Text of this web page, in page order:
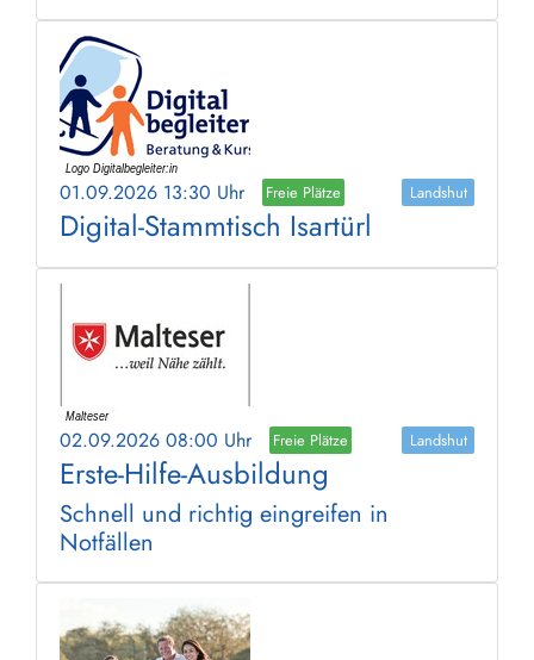
01.09.2026 13:30 Uhr Freie Plätze Landshut
Digital-Stammtisch Isartürl
02.09.2026 08:00 Uhr Freie Plätze Landshut
Erste-Hilfe-Ausbildung
Schnell und richtig eingreifen in
Notfällen